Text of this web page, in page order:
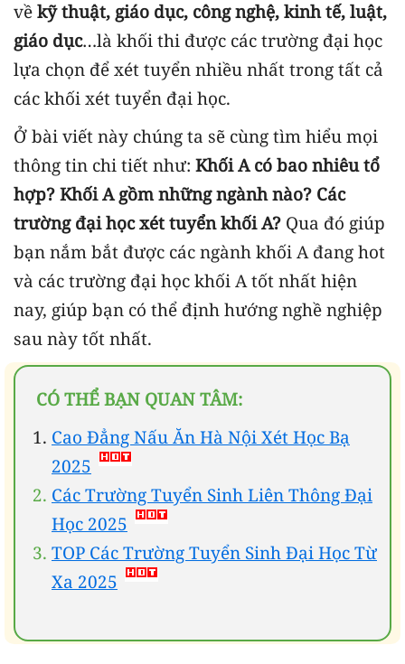
về kỹ thuật, giáo dục, công nghệ, kinh tế, luật,
giáo dục…là khối thi được các trường đại học
lựa chọn để xét tuyển nhiều nhất trong tất cả
các khối xét tuyển đại học.
Ở bài viết này chúng ta sẽ cùng tìm hiểu mọi
thông tin chi tiết như: Khối A có bao nhiêu tổ
hợp? Khối A gồm những ngành nào? Các
trường đại học xét tuyển khối A? Qua đó giúp
bạn nắm bắt được các ngành khối A đang hot
và các trường đại học khối A tốt nhất hiện
nay, giúp bạn có thể định hướng nghề nghiệp
sau này tốt nhất.
CÓ THỂ BẠN QUAN TÂM:
Cao Đẳng Nấu Ăn Hà Nội Xét Học Bạ
2025
Các Trường Tuyển Sinh Liên Thông Đại
Học 2025
TOP Các Trường Tuyển Sinh Đại Học Từ
Xa 2025